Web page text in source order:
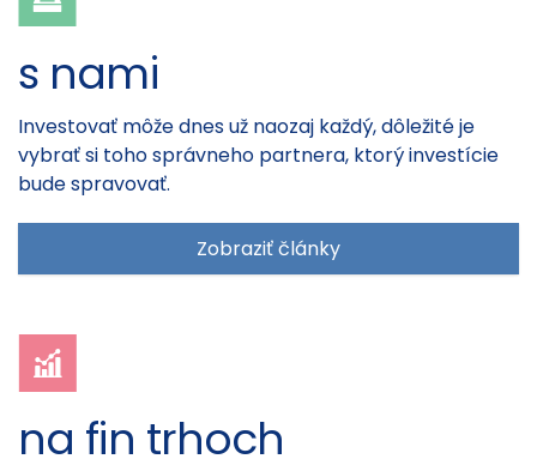
s nami
Investovať môže dnes už naozaj každý, dôležité je
vybrať si toho správneho partnera, ktorý investície
bude spravovať.
Zobraziť články
na fin trhoch